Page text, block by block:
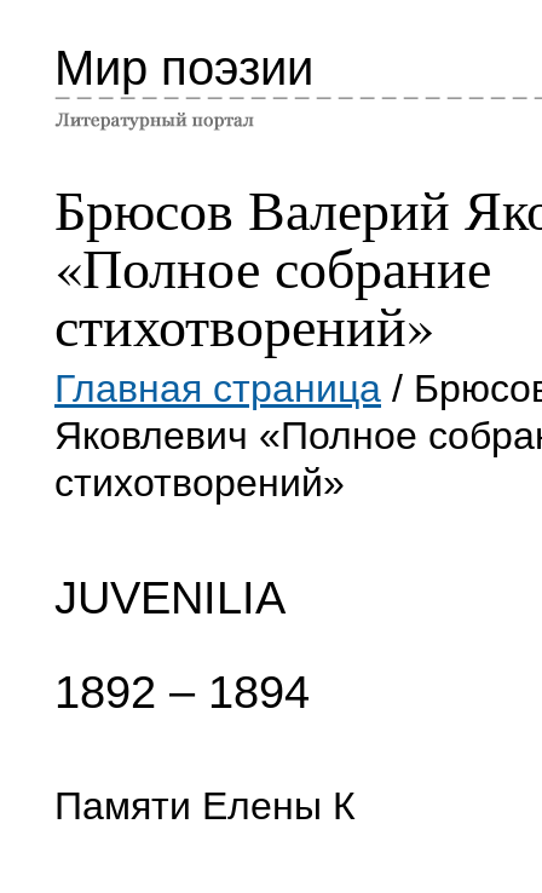
Мир поэзии
Брюсов Валерий
«Полное собрание
стихотворений»
Главная страница /
Яковлевич «Полное
стихотворений»
JUVENILIA
1892 – 1894
Памяти Елены К